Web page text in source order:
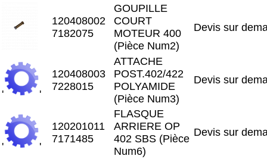
120408002
7182075
GOUPILLE
COURT
MOTEUR 400
(Pièce Num2)
Devis sur
' '
120408003
7228015
ATTACHE
POST.402/422
POLYAMIDE
(Pièce Num3)
Devis sur
' '
120201011
7171485
FLASQUE
ARRIERE OP
402 SBS (Pièce
Num6)
Devis sur